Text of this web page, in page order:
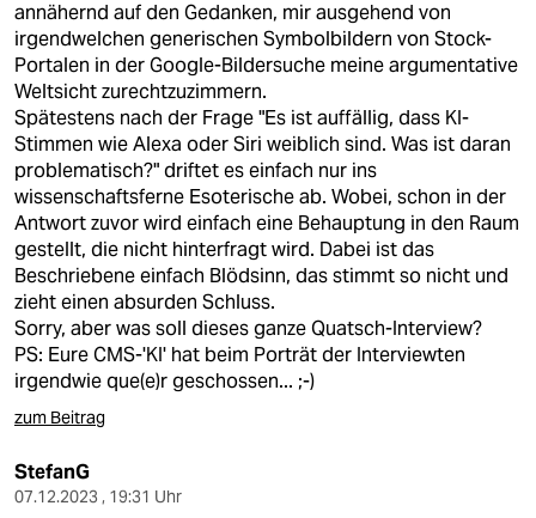
annähernd auf den Gedanken, mir ausgehend von
irgendwelchen generischen Symbolbildern von Stock-
Portalen in der Google-Bildersuche meine argumentative
Weltsicht zurechtzuzimmern.
Spätestens nach der Frage "Es ist auffällig, dass KI-
Stimmen wie Alexa oder Siri weiblich sind. Was ist daran
problematisch?" driftet es einfach nur ins
wissenschaftsferne Esoterische ab. Wobei, schon in der
Antwort zuvor wird einfach eine Behauptung in den Raum
gestellt, die nicht hinterfragt wird. Dabei ist das
Beschriebene einfach Blödsinn, das stimmt so nicht und
zieht einen absurden Schluss.
Sorry, aber was soll dieses ganze Quatsch-Interview?
PS: Eure CMS-'KI' hat beim Porträt der Interviewten
irgendwie que(e)r geschossen... ;-)
zum Beitrag
StefanG
07.12.2023 , 19:31 Uhr